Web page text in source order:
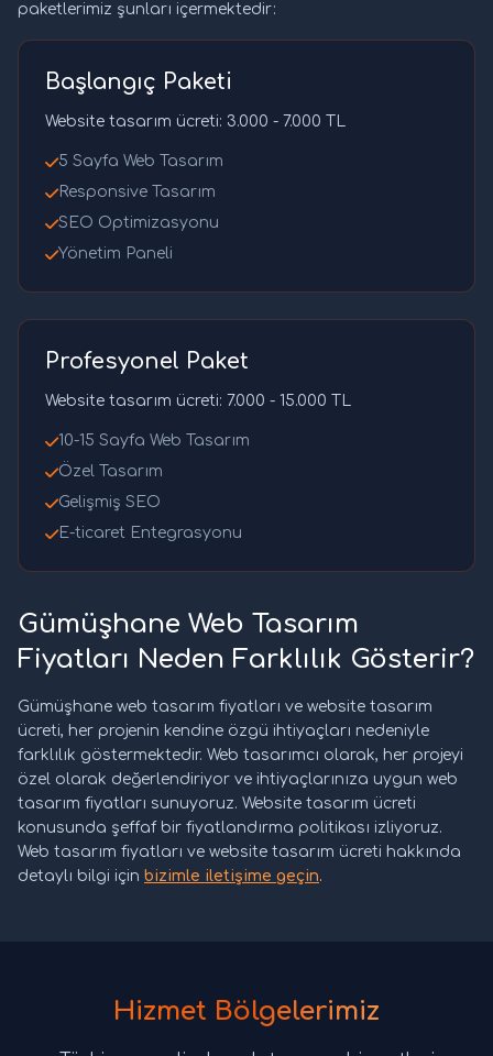
paketlerimiz şunları içermektedir:
Başlangıç Paketi
Website tasarım ücreti: 3.000 - 7.000 TL
5 Sayfa Web Tasarım
Responsive Tasarım
SEO Optimizasyonu
Yönetim Paneli
Profesyonel Paket
Website tasarım ücreti: 7.000 - 15.000 TL
10-15 Sayfa Web Tasarım
Özel Tasarım
Gelişmiş SEO
E-ticaret Entegrasyonu
Gümüşhane Web Tasarım
Fiyatları Neden Farklılık Gösterir?
Gümüşhane web tasarım fiyatları ve website tasarım
ücreti, her projenin kendine özgü ihtiyaçları nedeniyle
farklılık göstermektedir. Web tasarımcı olarak, her projeyi
özel olarak değerlendiriyor ve ihtiyaçlarınıza uygun web
tasarım fiyatları sunuyoruz. Website tasarım ücreti
konusunda şeffaf bir fiyatlandırma politikası izliyoruz.
Web tasarım fiyatları ve website tasarım ücreti hakkında
detaylı bilgi için bizimle iletişime geçin.
Hizmet Bölgelerimiz